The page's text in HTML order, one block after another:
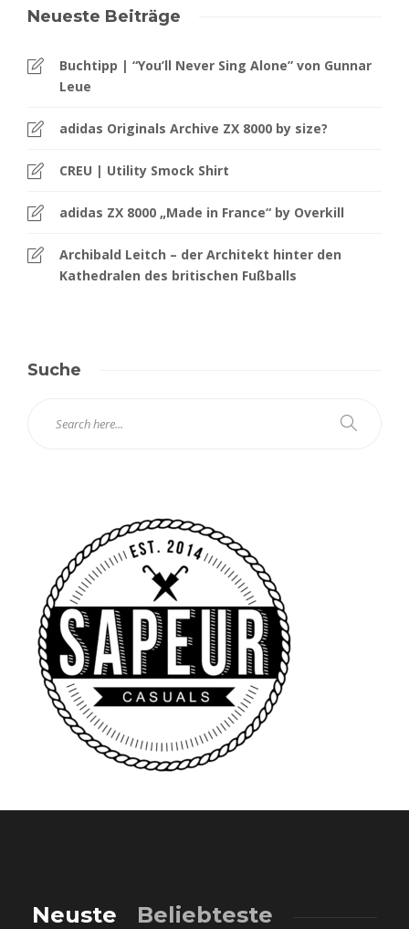
Neueste Beiträge
Buchtipp | “You’ll Never Sing Alone” von Gunnar
Leue
adidas Originals Archive ZX 8000 by size?
CREU | Utility Smock Shirt
adidas ZX 8000 „Made in France“ by Overkill
Archibald Leitch – der Architekt hinter den
Kathedralen des britischen Fußballs
Suche
Neuste Beliebteste